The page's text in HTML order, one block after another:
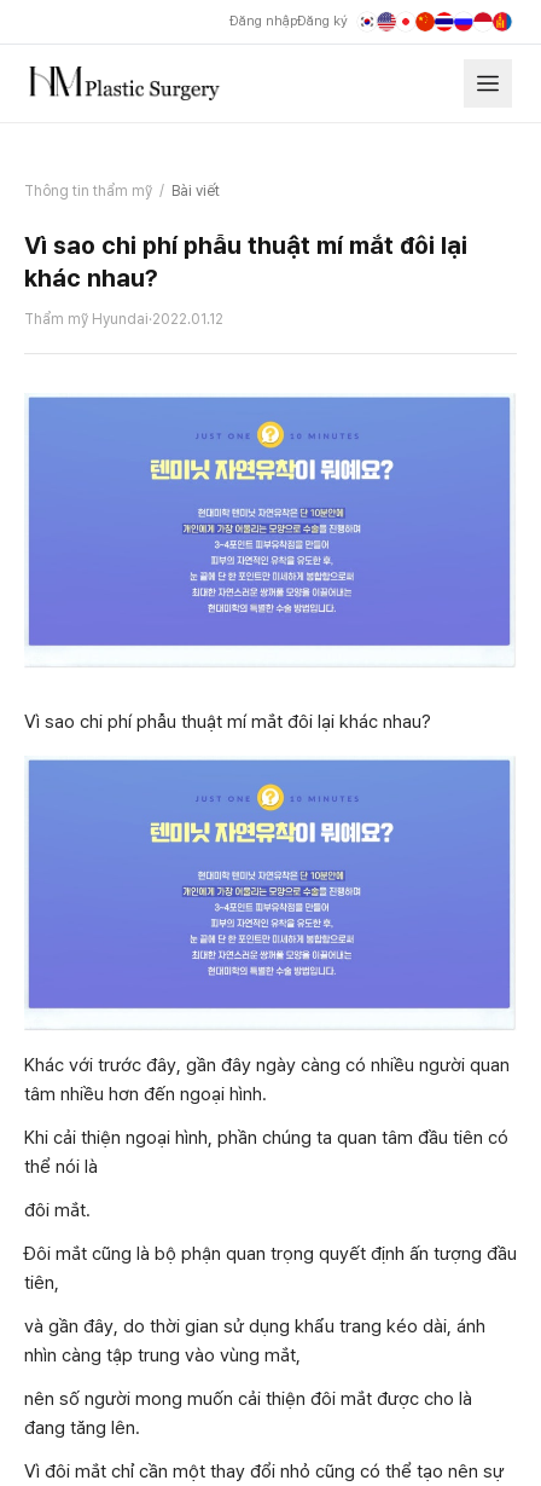
Đăng nhậpĐăng ký
Thông tin thẩm mỹ / Bài viết
Vì sao chi phí phẫu thuật mí mắt đôi lại
khác nhau?
Thẩm mỹ Hyundai·2022.01.12
Vì sao chi phí phẫu thuật mí mắt đôi lại khác nhau?
Khác với trước đây, gần đây ngày càng có nhiều người quan
tâm nhiều hơn đến ngoại hình.
Khi cải thiện ngoại hình, phần chúng ta quan tâm đầu tiên có
thể nói là
đôi mắt.
Đôi mắt cũng là bộ phận quan trọng quyết định ấn tượng đầu
tiên,
và gần đây, do thời gian sử dụng khẩu trang kéo dài, ánh
nhìn càng tập trung vào vùng mắt,
nên số người mong muốn cải thiện đôi mắt được cho là
đang tăng lên.
Vì đôi mắt chỉ cần một thay đổi nhỏ cũng có thể tạo nên sự